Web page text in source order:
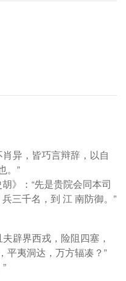
肖异，皆巧言辩辞，以自
。”
》：“先是贵院会同本司
三千名，到 江 南防御。”
夫辟界西戎，险阻四塞，
平夷洞达，万方辐凑？”